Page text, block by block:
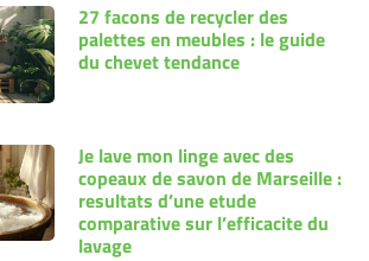
27 facons de recycler des
palettes en meubles : le guide
du chevet tendance
Je lave mon linge avec des
copeaux de savon de Marseille :
resultats d’une etude
comparative sur l’efficacite du
lavage